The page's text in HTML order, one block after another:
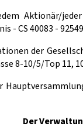
Aktionär/
- CS 40083 -
der
8-10/5/Top 11,
Der